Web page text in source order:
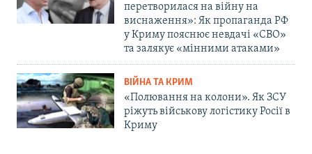
перетворилася на війну на
виснаження»: Як пропаганда РФ
у Криму пояснює невдачі «СВО»
та залякує «мінними атаками»
ВІЙНА ТА КРИМ
«Полювання на колони». Як ЗСУ
ріжуть військову логістику Росії в
Криму